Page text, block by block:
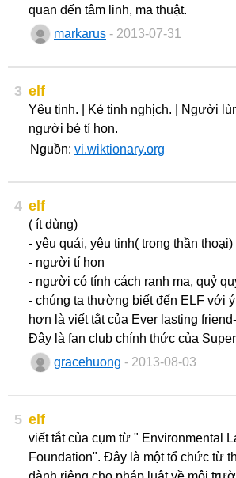
quan đến tâm linh, ma thuật.
markarus - 2013-07-31
3 elf
Yêu tinh. | Kẻ tinh nghịch. | Người
người bé tí hon.
Nguồn: vi.wiktionary.org
4 elf
( ít dùng)
- yêu quái, yêu tinh( trong thần thoại)
- người tí hon
- người có tính cách ranh ma, quỷ
- chúng ta thường biết đến ELF với
hơn là viết tắt của Ever lasting
Đây là fan club chính thức của
gracehuong - 2013-08-03
5 elf
viết tắt của cụm từ " Environmental
Foundation". Đây là một tổ chức từ